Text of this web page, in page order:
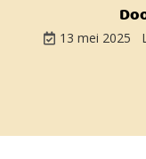
13 mei 2025